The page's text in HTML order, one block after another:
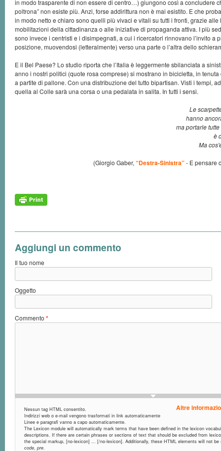
in modo trasparente di non essere di centro…) giungono così a concludere
poltrona” non esiste più. Anzi, forse addirittura non è mai esistito. E che
in modo netto e chiaro sono quelli più vivaci e vitali su tutti i fronti, grazie
mobilitazioni della cittadinanza o alle iniziative di propaganda attiva. I più
sono invece i centristi e i disimpegnati, a cui i ricercatori rinnovano l’invito a
posizione, muovendosi (letteralmente) verso una parte o l’altra dello
E il Bel Paese? Lo studio riporta che l’Italia è leggermente sbilanciata a
anno i nostri politici (quote rosa comprese) si mostrano in bicicletta, in
a partite di pallone. Con una distribuzione del tutto bipartisan. Visti i tempi,
quella al Colle sarà una corsa o una pedalata in salita. In tutti i sensi.
Le
hanno
ma portarle
è
Ma
(Giorgio Gaber, “Destra-Sinistra”- E pensare
Aggiungi un commento
Il tuo nome
Oggetto
Commento *
Altre
Nessun tag HTML consentito.
Indirizzi web o e-mail vengono trasformati in link automaticamente
Linee e paragrafi vanno a capo automaticamente.
The Lexicon module will automatically mark terms that have been defined in the lexicon
descriptions. If there are certain phrases or sections of text that should be excluded from
the special markup, [no-lexicon] ... [/no-lexicon]. Additionally, these HTML elements will not
code, pre.